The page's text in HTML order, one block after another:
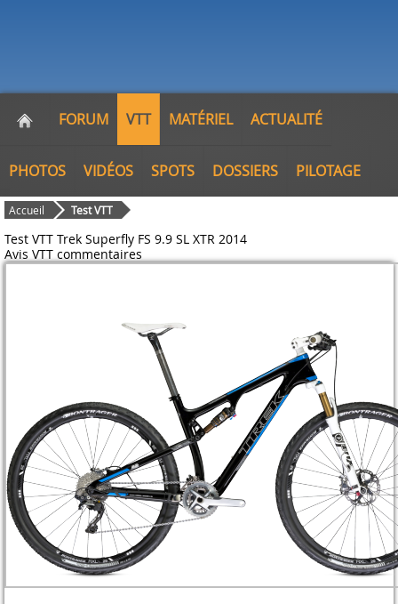
FORUM VTT MATÉRIEL ACTUALITÉ
PHOTOS VIDÉOS SPOTS DOSSIERS PILOTAGE
Accueil Test VTT
Test VTT Trek Superfly FS 9.9 SL XTR 2014
Avis VTT commentaires